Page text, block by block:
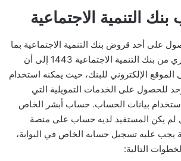
التنمية الاجتماعية
على أحد قروض بنك التنمية الاجتماعية بما
في ذلك القرض الأسري من بنك التنمية الاجتماعية 1443 إلى أن
الإلكتروني للبنك، حيث يمكنه استخدام
للحصول على الخدمات التمويلية التي
بيانات الحساب. حساب أبشر الخاص
لم يكن المستفيد لديه حساب على منصة
يجب عليه تسجيل حسابه الخاص في البوابة،
التالية: